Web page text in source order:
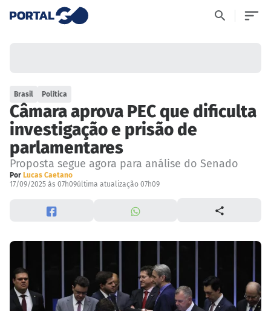
Brasil Política
Câmara aprova PEC que dificulta
investigação e prisão de
parlamentares
Proposta segue agora para análise do Senado
Por Lucas Caetano
17/09/2025 às 07h09última atualização 07h09